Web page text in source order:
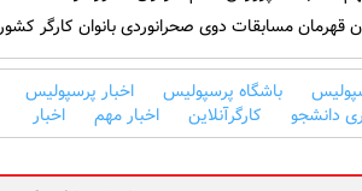
قهرمان مسابقات دوی صحرانوردی بانوان کارگر کشور
باشگاه پرسپولیس اخبار پرسپولیس
دانشجو
کارگرآنلاین اخبار مهم اخبار